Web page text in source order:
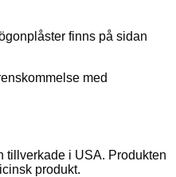
finns på sidan
med
tillverkade i USA. Produkten
produkt.